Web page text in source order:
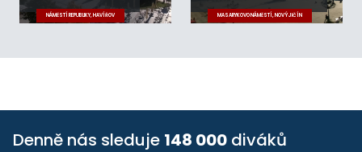
NÁMĚSTÍ REPUBLIKY, HAVÍŘOV MASARYKOVO NÁMĚSTÍ, NOVÝ JIČÍN
Denně nás sleduje 148 000 diváků